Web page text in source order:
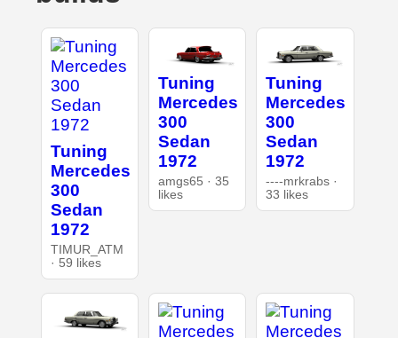
Tuning
Mercedes
300
Sedan
1972
TIMUR_ATM
· 59 likes
Tuning
Mercedes
300
Sedan
1972
amgs65 · 35
likes
Tuning
Mercedes
300
Sedan
1972
----mrkrabs ·
33 likes